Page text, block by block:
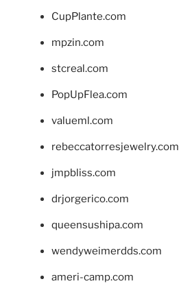
CupPlante.com
mpzin.com
stcreal.com
PopUpFlea.com
valueml.com
rebeccatorresjewelry.com
jmpbliss.com
drjorgerico.com
queensushipa.com
wendyweimerdds.com
ameri-camp.com